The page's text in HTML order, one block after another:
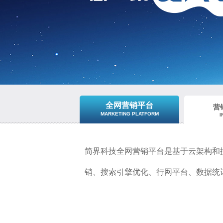
全网营销平台
MARKETING PLATFORM
营
简界科技全网营销平台是基于云架构
销 、搜索引擎优化、行网平台、数据